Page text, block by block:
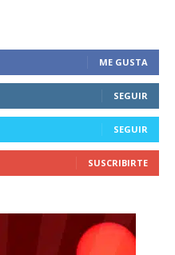
SUBSCRIBIRSE
ME GUSTA
SEGUIR
SEGUIR
SUSCRIBIRTE